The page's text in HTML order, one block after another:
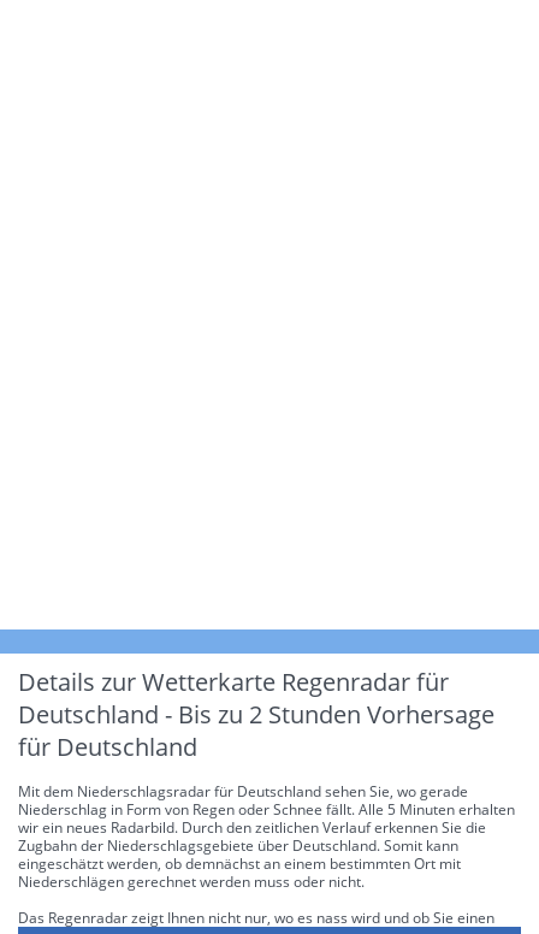
Details zur Wetterkarte Regenradar für
Deutschland - Bis zu 2 Stunden Vorhersage
für Deutschland
Mit dem Niederschlagsradar für Deutschland sehen Sie, wo gerade
Niederschlag in Form von Regen oder Schnee fällt. Alle 5 Minuten erhalten
wir ein neues Radarbild. Durch den zeitlichen Verlauf erkennen Sie die
Zugbahn der Niederschlagsgebiete über Deutschland. Somit kann
eingeschätzt werden, ob demnächst an einem bestimmten Ort mit
Niederschlägen gerechnet werden muss oder nicht.
Das Regenradar zeigt Ihnen nicht nur, wo es nass wird und ob Sie einen